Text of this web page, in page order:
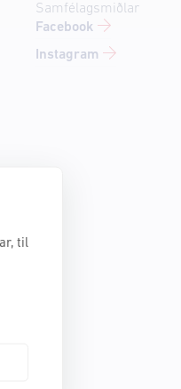
til
Samfélagsmiðlar
Facebook
Instagram